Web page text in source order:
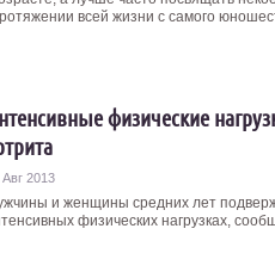
всей жизни с самого
физические
2013
и женщины средних лет
физических нагрузках,